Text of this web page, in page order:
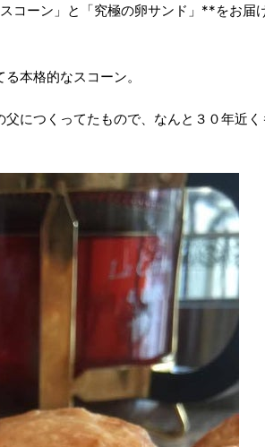
コーン」と「究極の卵サンド」**をお届
本格的なスコーン。
につくってたもので、なんと３０年近